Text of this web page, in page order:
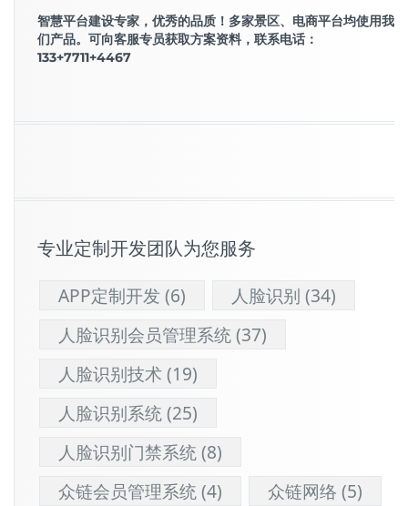
智慧平台建设专家，优秀的品质！多家景区、电商平台均使用我
们产品。可向客服专员获取方案资料，联系电话：
133+7711+4467
专业定制开发团队为您服务
APP定制开发 (6) 人脸识别 (34)
人脸识别会员管理系统(37)
人脸识别技术(19)
人脸识别系统(25)
人脸识别门禁系统(8)
众链会员管理系统(4) 众链网络 (5)